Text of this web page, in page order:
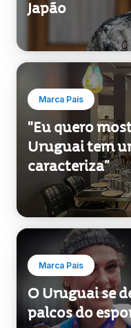
Japão
Marca País
"Eu quero
Uruguai tem
caracteriza”
Marca País
O Uruguai se
palcos do